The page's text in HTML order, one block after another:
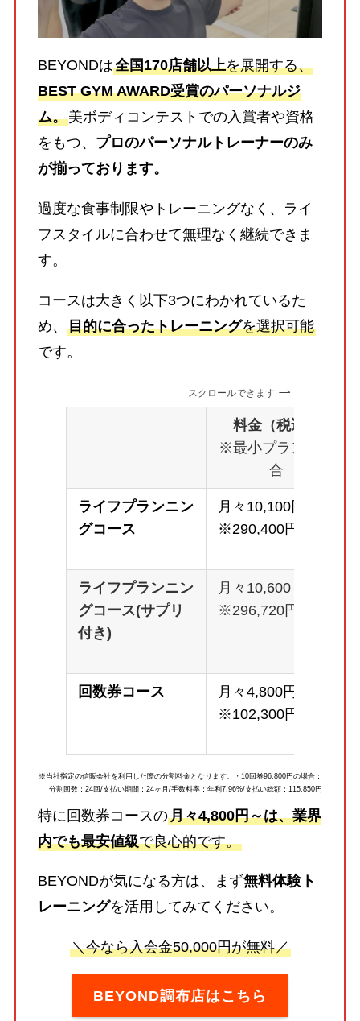
BEYONDは全国170店舗以上を展開する、
BEST GYM AWARD受賞のパーソナルジ
ム。美ボディコンテストでの入賞者や資格
をもつ、 プロのパーソナルトレーナーのみ
が揃っております。
過度な食事制限やトレーニングなく、ライ
フスタイルに合わせて無理なく継続できま
す。
コースは大きく以下3つにわかれているた
め、 目的に合ったトレーニングを選択可能
です。
スクロールできます
料金（税込）
※最小プランの場
合
ライフプランニン
グコース
月々10,100円～
※290,400円
ライフプランニン
グコース(サプリ
付き)
月々10,600～
※296,720円
回数券コース
月々4,800円～
※102,300円
※当社指定の信販会社を利用した際の分割料金となります。・10回券96,800円の場合：
分割回数：24回/支払い期間：24ヶ月/手数料率：年利7.96%/支払い総額：115,850円
特に回数券コースの月々4,800円～は、業界
内でも最安値級で良心的です。
BEYONDが気になる方は、まず無料体験ト
レーニングを活用してみてください。
＼今なら入会金50,000円が無料／
BEYOND調布店はこちら